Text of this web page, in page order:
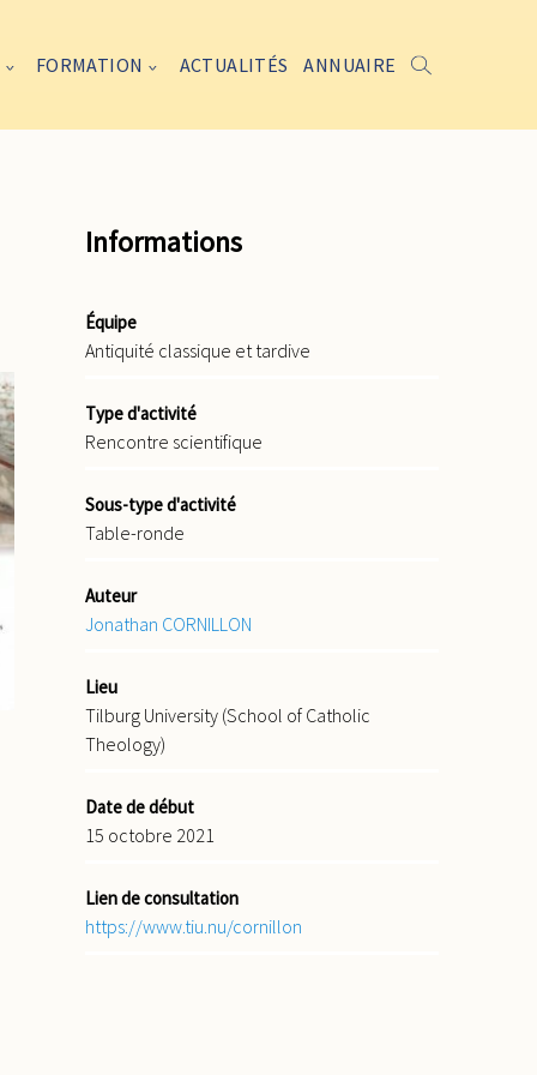
FORMATION ACTUALITÉS ANNUAIRE
Informations
Équipe
Antiquité classique et tardive
Type d'activité
Rencontre scientifique
Sous-type d'activité
Table-ronde
Auteur
Jonathan CORNILLON
Lieu
Tilburg University (School of Catholic
Theology)
Date de début
15 octobre 2021
Lien de consultation
https://www.tiu.nu/cornillon